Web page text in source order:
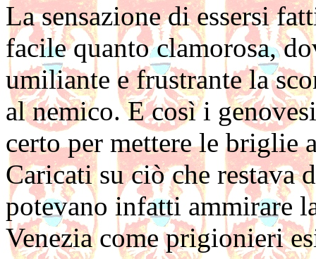
La sensazione di essersi
facile quanto clamorosa,
umiliante e frustrante la
al nemico. E così i
certo per met­tere le briglie
Caricati su ciò che restava
potevano infatti ammirare
Venezia come prigionieri